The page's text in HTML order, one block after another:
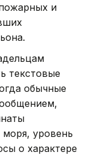
и
текстовые
обычные
уровень
о характере